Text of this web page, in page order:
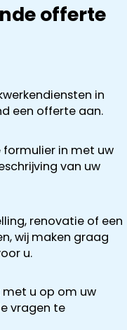
offerte
in
een offerte aan.
in met uw
van uw
renovatie of een
wij maken graag
u.
u op om uw
vragen te